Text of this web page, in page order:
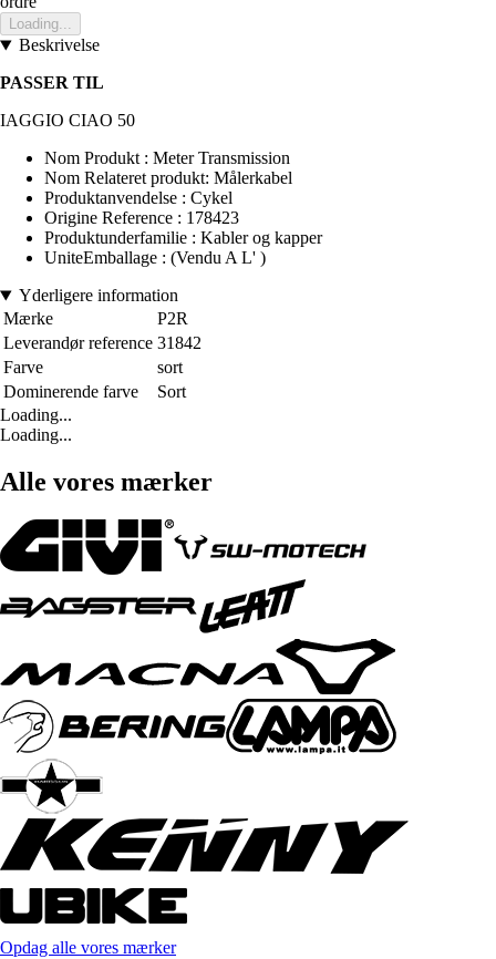
Loading...
Beskrivelse
PASSER TIL
IAGGIO CIAO 50
Nom Produkt : Meter Transmission
Nom Relateret produkt: Målerkabel
Produktanvendelse : Cykel
Origine Reference : 178423
Produktunderfamilie : Kabler og kapper
UniteEmballage : (Vendu A L' )
Yderligere information
Mærke
P2R
Leverandør reference 31842
Farve
sort
Dominerende farve
Sort
Loading...
Loading...
Alle vores mærker
Opdag alle vores mærker